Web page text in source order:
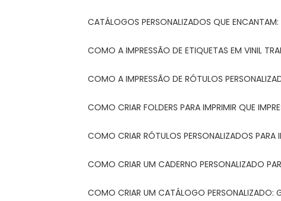
CATÁLOGOS PERSONALIZADOS QUE
COMO A IMPRESSÃO DE ETIQUETAS EM VINIL
COMO A IMPRESSÃO DE RÓTULOS
COMO CRIAR FOLDERS PARA IMPRIMIR QUE
COMO CRIAR RÓTULOS PERSONALIZADOS
COMO CRIAR UM CADERNO PERSONALIZADO
COMO CRIAR UM CATÁLOGO PERSONALIZADO: